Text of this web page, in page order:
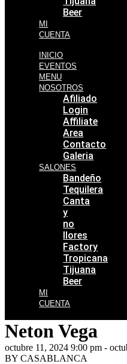
Beer
MI
CUENTA
INICIO
EVENTOS
MENU
NOSOTROS
Afiliado
Login
Affiliate
Area
Contacto
Galeria
SALONES
Bandeño
Tequilera
Canta
y
no
llores
Factory
Tropicana
Tijuana
Beer
MI
CUENTA
Neton Vega
octubre 11, 2024 9:00 pm -
BY CASABLANCA